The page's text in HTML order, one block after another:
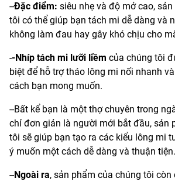
--Đặc điểm: siêu nhẹ và độ mở cao,
tôi có thể giúp bạn tách mi dễ dàng và
không làm đau hay gây khó chịu cho
--Nhíp tách mi lưỡi liềm của chúng tôi
biệt để hỗ trợ tháo lông mi nối nhanh
cách bạn mong muốn.
--Bất kể bạn là một thợ chuyên trong
chỉ đơn giản là người mới bắt đầu, sản
tôi sẽ giúp bạn tạo ra các kiểu lông mi
ý muốn một cách dễ dàng và thuận tiện.
--Ngoài ra, sản phẩm của chúng tôi